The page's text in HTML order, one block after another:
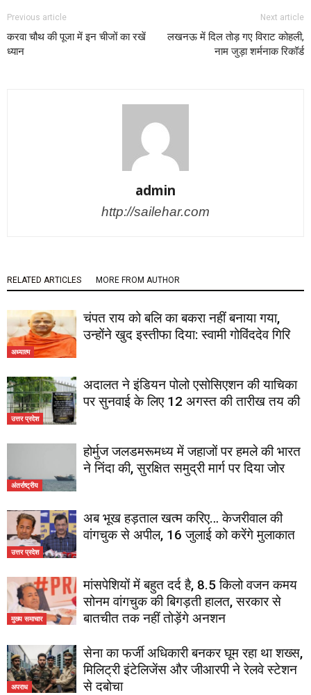
Previous article
करवा चौथ की पूजा में इन चीजों का रखें
ध्यान
Next article
लखनऊ में दिल तोड़ गए विराट कोहली,
नाम जुड़ा शर्मनाक रिकॉर्ड
admin
http://sailehar.com
RELATED ARTICLES MORE FROM AUTHOR
अध्यात्म
चंपत राय को बलि का बकरा नहीं बनाया गया,
उन्होंने खुद इस्तीफा दिया: स्वामी गोविंददेव गिरि
उत्तर प्रदेश
अदालत ने इंडियन पोलो एसोसिएशन की याचिका
पर सुनवाई के लिए 12 अगस्त की तारीख तय की
अंतर्राष्ट्रीय
होर्मुज जलडमरूमध्य में जहाजों पर हमले की भारत
ने निंदा की, सुरक्षित समुद्री मार्ग पर दिया जोर
उत्तर प्रदेश
अब भूख हड़ताल खत्म करिए… केजरीवाल की
वांगचुक से अपील, 16 जुलाई को करेंगे मुलाकात
मुख्य समाचार
मांसपेशियों में बहुत दर्द है, 8.5 किलो वजन कमय
सोनम वांगचुक की बिगड़ती हालत, सरकार से
बातचीत तक नहीं तोड़ेंगे अनशन
अपराध
सेना का फर्जी अधिकारी बनकर घूम रहा था शख्स,
मिलिट्री इंटेलिजेंस और जीआरपी ने रेलवे स्टेशन
से दबोचा